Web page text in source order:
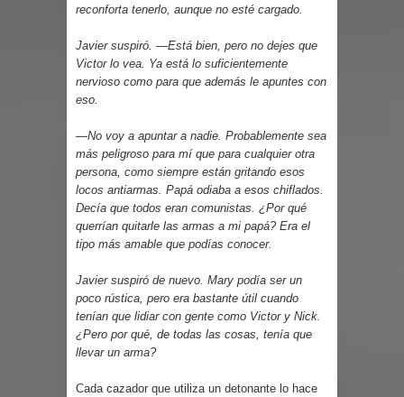
reconforta tenerlo, aunque no esté cargado.
Javier suspiró. —Está bien, pero no dejes que
Victor lo vea. Ya está lo suficientemente
nervioso como para que además le apuntes con
eso.
—No voy a apuntar a nadie. Probablemente sea
más peligroso para mí que para cualquier otra
persona, como siempre están gritando esos
locos antiarmas. Papá odiaba a esos chiflados.
Decía que todos eran comunistas. ¿Por qué
querrían quitarle las armas a mi papá? Era el
tipo más amable que podías conocer.
Javier suspiró de nuevo. Mary podía ser un
poco rústica, pero era bastante útil cuando
tenían que lidiar con gente como Victor y Nick.
¿Pero por qué, de todas las cosas, tenía que
llevar un arma?
Cada cazador que utiliza un detonante lo hace